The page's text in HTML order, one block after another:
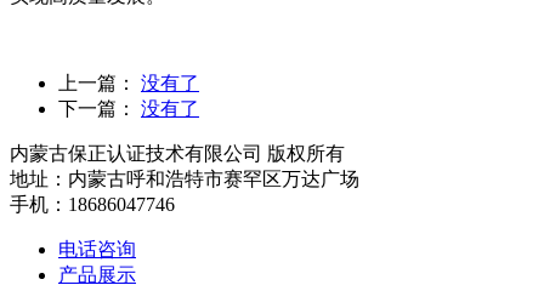
上一篇：
没有了
下一篇：
没有了
内蒙古保正认证技术有限公司 版权所有
地址：内蒙古呼和浩特市赛罕区万达广场
手机：18686047746
电话咨询
产品展示